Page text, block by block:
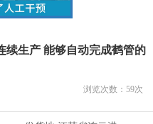
续生产 能够自动完成鹤管的
浏览次数： 59次